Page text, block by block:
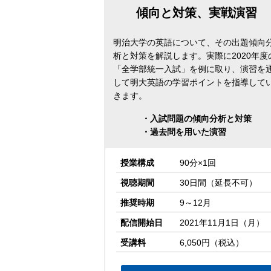
傾向と対策、実戦演習
明治大学の英語について、その出題傾向
析と対策を解説します。実際に2020年度
「全学部統一入試」を例に取り、演習を
して明大英語の学習ポイントを指導して
きます。
・入試問題の傾向分析と対策
・過去問を用いた演習
授業構成 90分×1回
視聴期間 30日間（延長不可）
推奨時期 9～12月
配信開始日 2021年11月1日（月）
受講料 6,050円（税込）